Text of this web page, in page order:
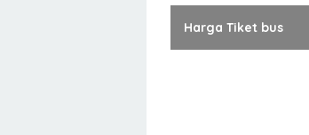
Harga Tiket bus